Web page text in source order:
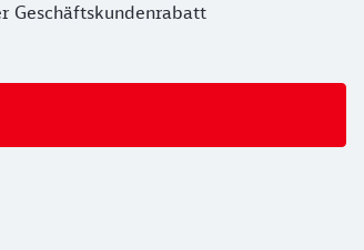
Geschäftskundenrabatt